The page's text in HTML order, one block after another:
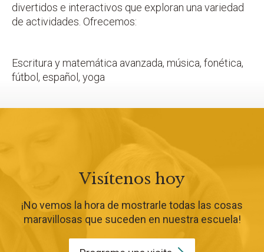
divertidos e interactivos que exploran una variedad
de actividades. Ofrecemos:
Escritura y matemática avanzada, música, fonética,
fútbol, español, yoga
Visítenos hoy
¡No vemos la hora de mostrarle todas las cosas
maravillosas que suceden en nuestra escuela!